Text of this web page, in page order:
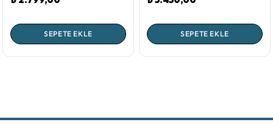
SEPETE EKLE SEPETE EKLE